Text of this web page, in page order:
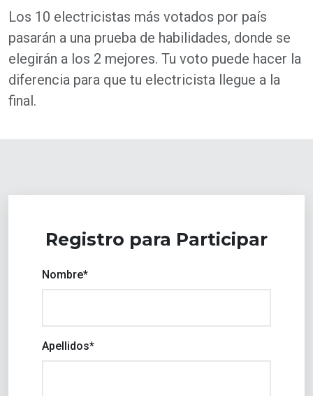
Los 10 electricistas más votados por país
pasarán a una prueba de habilidades, donde se
elegirán a los 2 mejores. Tu voto puede hacer la
diferencia para que tu electricista llegue a la
final.
Registro para Participar
Nombre*
Apellidos*